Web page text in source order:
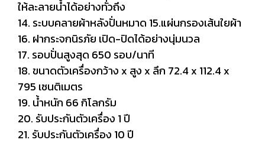
ให้ละลายน้ำได้อย่างทั่วถึง
14. ระบบคลายผ้าหลังปั่นหมาด 15.แผ่นกรองเส้นใยผ้า
16. ฝากระจกนิรภัย เปิด-ปิดได้อย่างนุ่มนวล
17. รอบปั่นสูงสุด 650 รอบ/นาที
18. ขนาดตัวเครื่องกว้าง x สูง x ลึก 72.4 x 112.4 x
795 เซนติเมตร
19. น้ำหนัก 66 กิโลกรัม
20. รับประกันตัวเครื่อง 1 ปี
21. รับประกันตัวเครื่อง 10 ปี